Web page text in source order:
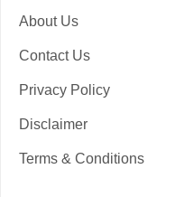
About Us
Contact Us
Privacy Policy
Disclaimer
Terms & Conditions